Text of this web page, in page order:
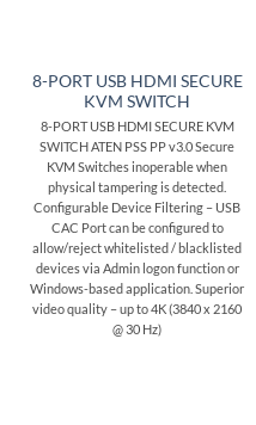
8-PORT USB HDMI SECURE
KVM SWITCH
8-PORT USB HDMI SECURE KVM
SWITCH ATEN PSS PP v3.0 Secure
KVM Switches inoperable when
physical tampering is detected.
Configurable Device Filtering – USB
CAC Port can be configured to
allow/reject whitelisted / blacklisted
devices via Admin logon function or
Windows-based application. Superior
video quality – up to 4K (3840 x 2160
@ 30 Hz)